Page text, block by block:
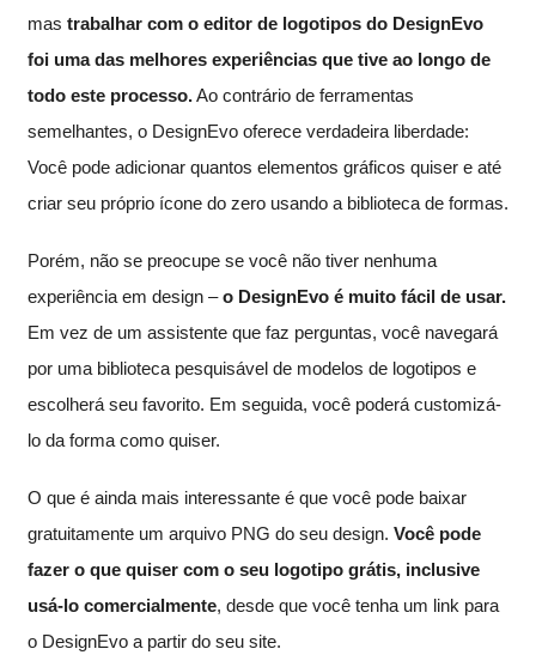
mas trabalhar com o editor de logotipos do DesignEvo
foi uma das melhores experiências que tive ao longo de
todo este processo.Ao contrário de ferramentas
semelhantes, o DesignEvo oferece verdadeira liberdade:
Você pode adicionar quantos elementos gráficos quiser e até
criar seu próprio ícone do zero usando a biblioteca de formas.
Porém, não se preocupe se você não tiver nenhuma
experiência em design –o DesignEvo é muito fácil de usar.
Em vez de um assistente que faz perguntas, você navegará
por uma biblioteca pesquisável de modelos de logotipos e
escolherá seu favorito. Em seguida, você poderá customizá-
lo da forma como quiser.
O que é ainda mais interessante é que você pode baixar
gratuitamente um arquivo PNG do seu design. Você pode
fazer o que quiser com o seu logotipo grátis, inclusive
usá-lo comercialmente, desde que você tenha um link para
o DesignEvo a partir do seu site.